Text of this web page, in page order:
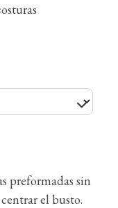
preformadas sin
el busto.